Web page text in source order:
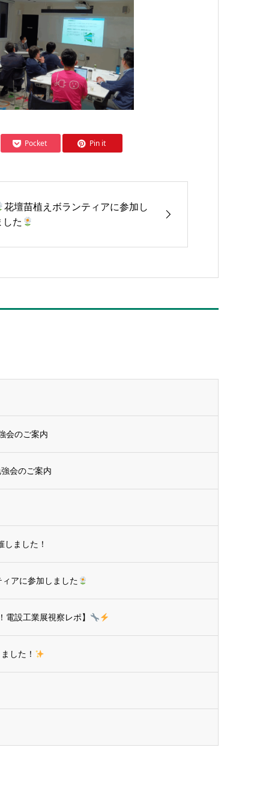
Pocket Pin it
花壇苗植えボランティアに参加し
した
会のご案内
会のご案内
ました！
アに参加しました
設工業展視察レポ】
した！